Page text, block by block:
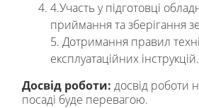
4.Участь у підготовці
приймання та зберігання
5. Дотримання правил
експлуатаційних інструкцій.
Досвід роботи: досвід роботи
посаді буде перевагою.